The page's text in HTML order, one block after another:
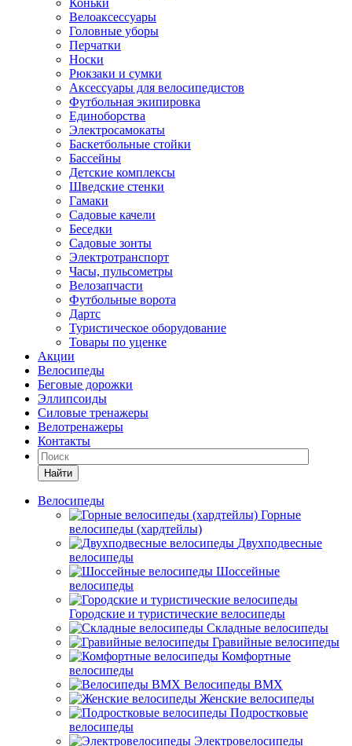
Коньки
Велоаксессуары
Головные уборы
Перчатки
Носки
Рюкзаки и сумки
Аксессуары для велосипедистов
Футбольная экипировка
Единоборства
Электросамокаты
Баскетбольные стойки
Бассейны
Детские комплексы
Шведские стенки
Гамаки
Садовые качели
Беседки
Садовые зонты
Электротранспорт
Часы, пульсометры
Велозапчасти
Футбольные ворота
Дартс
Туристическое оборудование
Товары по уценке
Акции
Велосипеды
Беговые дорожки
Эллипсоиды
Силовые тренажеры
Велотренажеры
Контакты
Найти
Велосипеды
Горные
велосипеды (хардтейлы)
Двухподвесные
велосипеды
Шоссейные
велосипеды
Городские и туристические велосипеды
Складные велосипеды
Гравийные велосипеды
Комфортные
велосипеды
Велосипеды BMX
Женские велосипеды
Подростковые
велосипеды
Электровелосипеды